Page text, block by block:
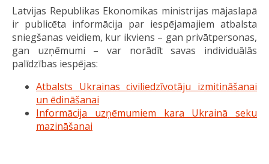
Latvijas Republikas Ekonomikas ministrijas mājaslapā
ir publicēta informācija par iespējamajiem atbalsta
sniegšanas veidiem, kur ikviens – gan privātpersonas,
gan uzņēmumi – var norādīt savas individuālās
palīdzības iespējas:
Atbalsts Ukrainas civiliedzīvotāju izmitināšanai
un ēdināšanai
Informācija uzņēmumiem kara Ukrainā seku
mazināšanai